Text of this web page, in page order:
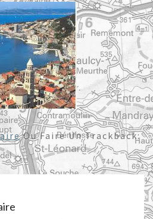
Ou Faire Un Trackback: